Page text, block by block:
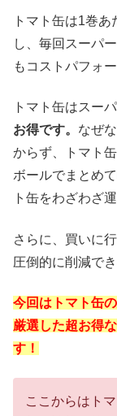
トマト缶は1巻
し、毎回スーパ
もコストパフォ
トマト缶はスー
お得です。 なぜ
からず、トマト
ボールでまとめ
ト缶をわざわざ
さらに、買いに
圧倒的に削減で
今回はトマト缶
厳選した超お得
す！
ここからはト